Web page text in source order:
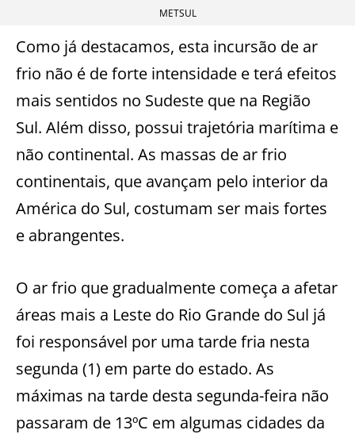
METSUL
Como já destacamos, esta incursão de ar
frio não é de forte intensidade e terá efeitos
mais sentidos no Sudeste que na Região
Sul. Além disso, possui trajetória marítima e
não continental. As massas de ar frio
continentais, que avançam pelo interior da
América do Sul, costumam ser mais fortes
e abrangentes.
O ar frio que gradualmente começa a afetar
áreas mais a Leste do Rio Grande do Sul já
foi responsável por uma tarde fria nesta
segunda (1) em parte do estado. As
máximas na tarde desta segunda-feira não
passaram de 13ºC em algumas cidades da